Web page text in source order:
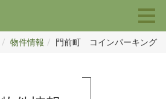
物件情報 門前町 コインパーキング